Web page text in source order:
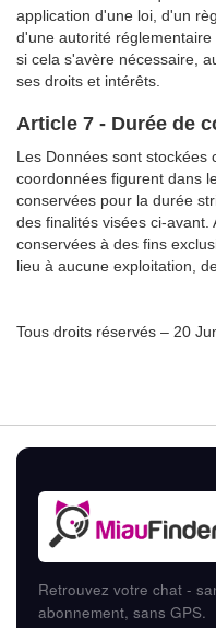
application d'une loi, d'un
d'une autorité
si cela s'avère nécessaire,
ses droits et intérêts.
Article 7 - Durée de
Les Données sont stockées
coordonnées figurent dans
conservées pour la durée
des finalités visées ci-
conservées à des fins
lieu à aucune exploitation,
Tous droits réservés – 20
Retrouvez votre chat -
abonnement, sans GPS.